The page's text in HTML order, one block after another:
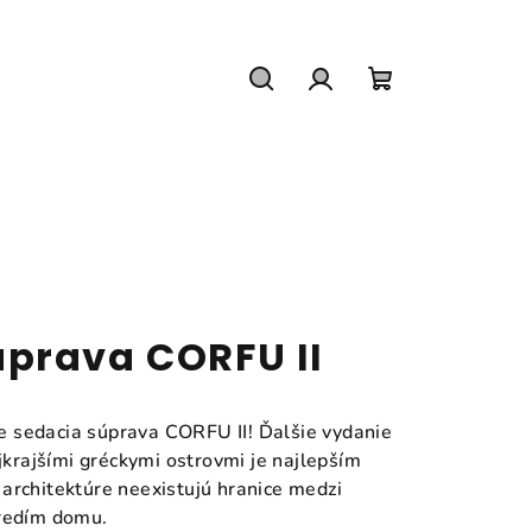
CORFU II
súprava CORFU II! Ďalšie vydanie
gréckymi ostrovmi je najlepším
neexistujú hranice medzi
domu.